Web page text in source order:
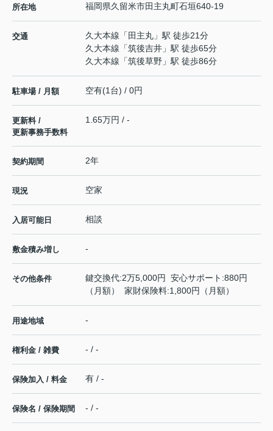
所在地 福岡県久留米市田主丸町石垣640-19
交通 久大本線 「 田主丸 」駅 徒歩21分
久大本線 「筑後吉井 」駅 徒歩65分
久大本線 「筑後草野 」駅 徒歩86分
駐車場 / 月額 空有(1台) / 0円
更新料 /
更新事務手数料
1.65万円 / -
契約期間 2年
現況 空家
入居可能日 相談
敷金積み増し -
その他条件
鍵交換代:2万5,000円 安心サポート:880円
（月額） 家財保険料:1,800円（月額）
用途地域 -
権利金 / 雑費 - / -
保険加入 / 料金 有 / -
保険名 / 保険期間 - / -